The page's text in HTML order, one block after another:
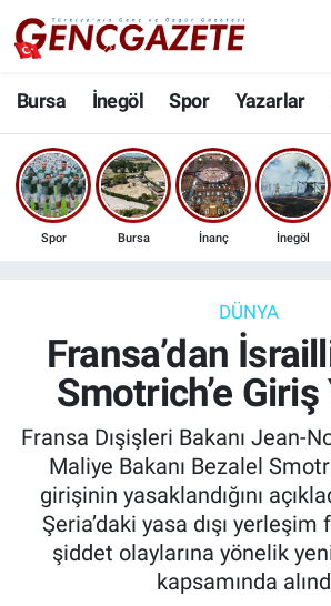
Bursa İnegöl Spor Yazarlar
Spor Bursa İnanç İnegöl
DÜNYA
Fransa’dan
Smotrich’e Giriş
Fransa Dışişleri Bakanı Jean-
Maliye Bakanı Bezalel
girişinin yasaklandığını
Şeria’daki yasa dışı
şiddet olaylarına yönelik
kapsamında
Bursa
İnegöl
3.SAYFA
Ekonomi
Güncel
İnanç
Kadın & Aile
Kültür & Sanat
Nöbetçi Eczaneler
Hava Durumu
Trafik Durumu
Son Dakika Haberleri
Haber Arşivi